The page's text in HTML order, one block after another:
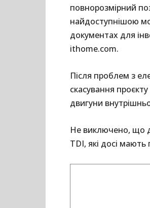
повнорозмірний
найдоступнішою
документах для
ithome.com.
Після проблем з
скасування
двигуни
Не виключено, що
TDI, які досі мають